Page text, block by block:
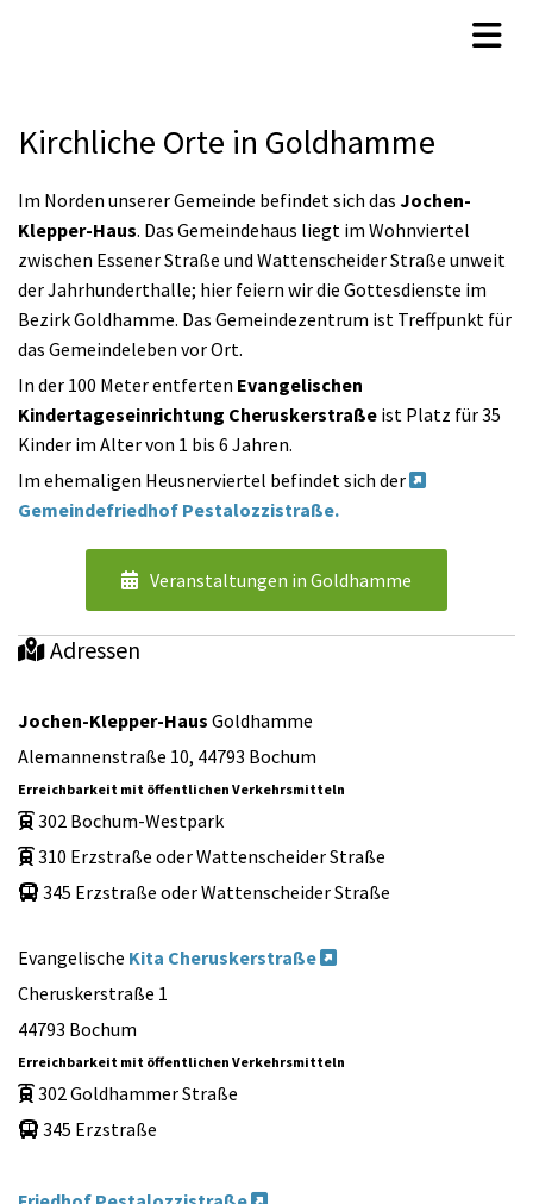
Kirchliche Orte in Goldhamme
Im Norden unserer Gemeinde befindet sich das Jochen-
Klepper-Haus. Das Gemeindehaus liegt im Wohnviertel
zwischen Essener Straße und Wattenscheider Straße unweit
der Jahrhunderthalle; hier feiern wir die Gottesdienste im
Bezirk Goldhamme. Das Gemeindezentrum ist Treffpunkt für
das Gemeindeleben vor Ort.
In der 100 Meter entferten Evangelischen
Kindertageseinrichtung Cheruskerstraße ist Platz für 35
Kinder im Alter von 1 bis 6 Jahren.
Im ehemaligen Heusnerviertel befindet sich der 
Gemeindefriedhof Pestalozzistraße.
Veranstaltungen in Goldhamme
Adressen
Jochen-Klepper-Haus Goldhamme
Alemannenstraße 10, 44793 Bochum
Erreichbarkeit mit öffentlichen Verkehrsmitteln
302 Bochum-Westpark
310 Erzstraße oder Wattenscheider Straße
 345 Erzstraße oder Wattenscheider Straße
Evangelische Kita Cheruskerstraße 
Cheruskerstraße 1
44793 Bochum
Erreichbarkeit mit öffentlichen Verkehrsmitteln
302 Goldhammer Straße
 345 Erzstraße